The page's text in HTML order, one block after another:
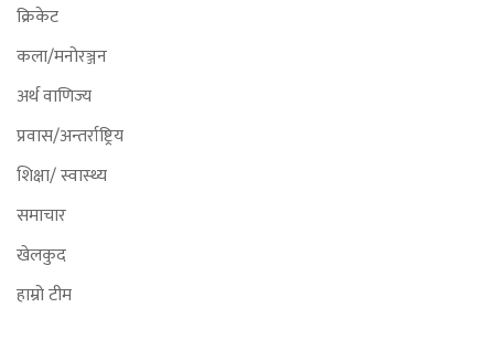
क्रिकेट
कला/मनोरञ्जन
अर्थ वाणिज्य
प्रवास/अन्तर्राष्ट्रिय
शिक्षा/ स्वास्थ्य
समाचार
खेलकुद
हाम्रो टीम